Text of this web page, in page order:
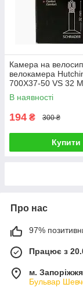
Камера на
велокамера
700X37-50 VS 32
В наявності
194 ₴ 300 ₴
Купити
Про нас
97%
Працює з
м. Запоріжжя
Бульвар